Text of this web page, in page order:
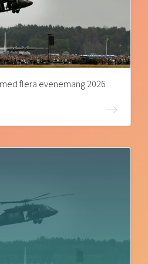
flera evenemang 2026